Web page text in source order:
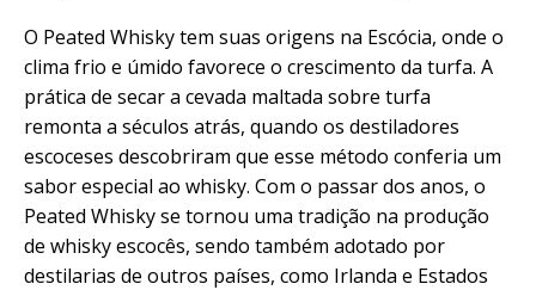
O Peated Whisky tem suas origens na Escócia, onde o
clima frio e úmido favorece o crescimento da turfa. A
prática de secar a cevada maltada sobre turfa
remonta a séculos atrás, quando os destiladores
escoceses descobriram que esse método conferia um
sabor especial ao whisky. Com o passar dos anos, o
Peated Whisky se tornou uma tradição na produção
de whisky escocês, sendo também adotado por
destilarias de outros países, como Irlanda e Estados